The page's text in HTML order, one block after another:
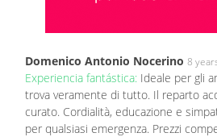
Domenico Antonio Nocerino 8
Experiencia fantástica: Ideale per gli
trova veramente di tutto. Il reparto
curato. Cordialità, educazione e
per qualsiasi emergenza. Prezzi